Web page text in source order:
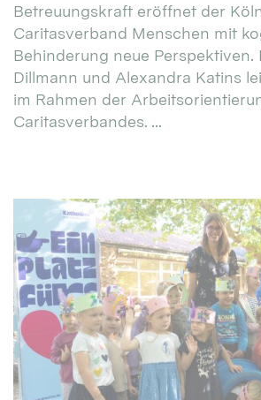
Betreuungskraft eröffnet der
Caritasverband Menschen mit
Behinderung neue Perspektiven.
Dillmann und Alexandra Katins
im Rahmen der
Caritasverbandes. ...